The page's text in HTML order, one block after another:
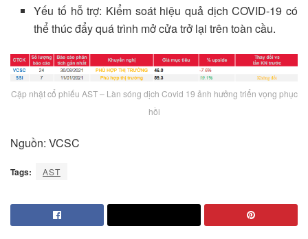
Yếu tố hỗ trợ: Kiểm soát hiệu quả dịch COVID-19 có
thể thúc đẩy quá trình mở cửa trở lại trên toàn cầu.
Cập nhật cổ phiếu AST – Làn sóng dịch Covid 19 ảnh hưởng triển vọng phục
hồi
Nguồn: VCSC
Tags: AST